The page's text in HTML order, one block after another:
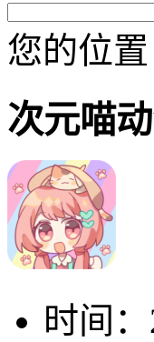
您的位置
次元喵
时间：